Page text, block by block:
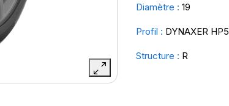
Diamètre : 19
Profil : DYNAXER HP5
Structure : R